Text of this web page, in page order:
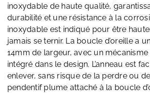
inoxydable de haute qualité,
durabilité et une résistance à la
inoxydable est indiqué pour être
jamais se ternir. La boucle d’oreille a
14mm de largeur, avec un
intégré dans le design. L’anneau est
enlever, sans risque de la perdre ou de
pendentif plume attaché à la boucle